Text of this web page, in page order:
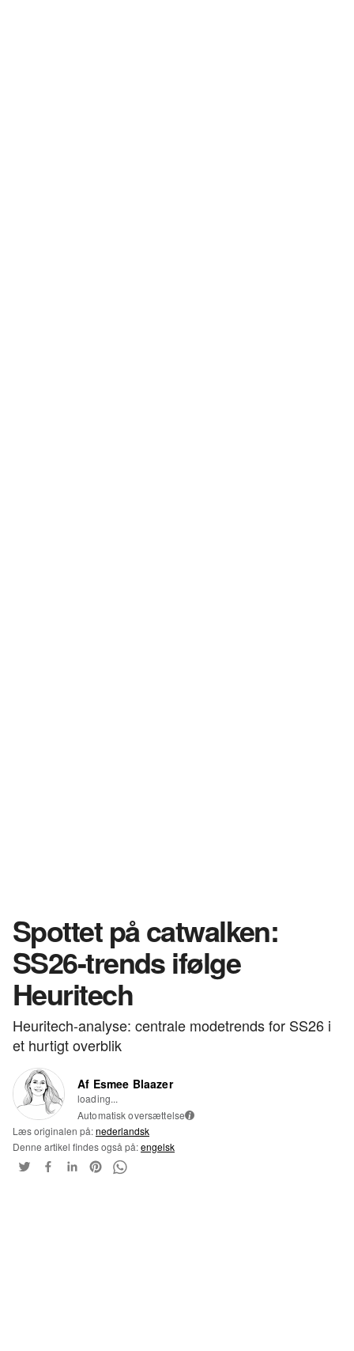
Spottet på catwalken:
SS26-trends ifølge
Heuritech
Heuritech-analyse: centrale modetrends for SS26 i
et hurtigt overblik
Af Esmee Blaazer
loading...
Automatisk oversættelse i
Læs originalen på:nederlandsk
Denne artikel findes også på:engelsk